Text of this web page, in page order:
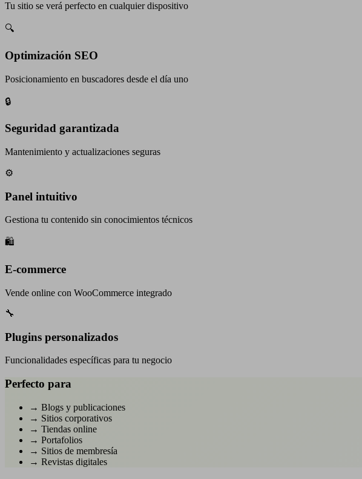
Tu sitio se verá perfecto en cualquier dispositivo
🔍
Optimización SEO
Posicionamiento en buscadores desde el día uno
🔒
Seguridad garantizada
Mantenimiento y actualizaciones seguras
⚙️
Panel intuitivo
Gestiona tu contenido sin conocimientos técnicos
🛍️
E-commerce
Vende online con WooCommerce integrado
🔧
Plugins personalizados
Funcionalidades específicas para tu negocio
Perfecto para
→ Blogs y publicaciones
→ Sitios corporativos
→ Tiendas online
→ Portafolios
→ Sitios de membresía
→ Revistas digitales